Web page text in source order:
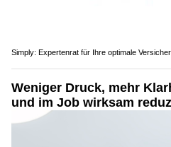
Simply: Expertenrat für Ihre optimale
Weniger Druck, mehr
und im Job wirksam